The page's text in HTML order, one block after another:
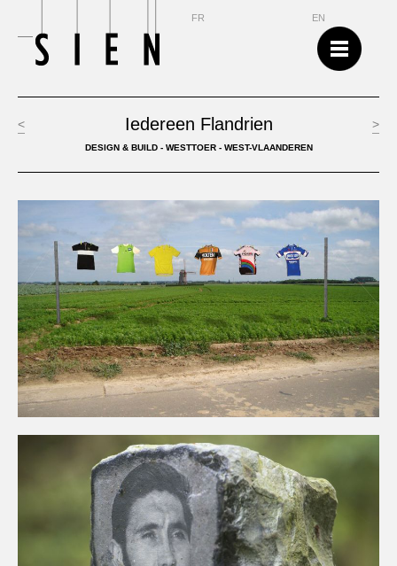
FR EN
Iedereen Flandrien
DESIGN & BUILD - WESTTOER - WEST-VLAANDEREN
< >